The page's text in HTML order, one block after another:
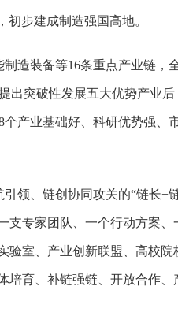
步建成制造强国高地。
造装备等16条重点产业链，
突破性发展五大优势产业
产业基础好、科研优势强
领、链创协同攻关的“链长
专家团队、一个行动方案
室、产业创新联盟、高校
育、补链强链、开放合作